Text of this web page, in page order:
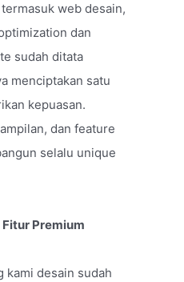
web desain,
dan
sudah ditata
menciptakan satu
kepuasan.
dan feature
selalu unique
Premium
kami desain sudah